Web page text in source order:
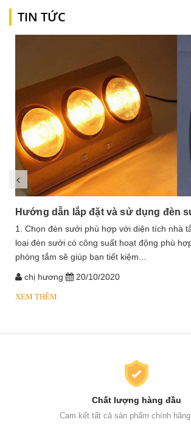
TIN TỨC
Hướng dẫn lắp đặt và sử dụng đèn
1. Chọn đèn sưởi phù hợp với diện tích nhà
loại đèn sưởi có công suất hoạt động phù
phòng tắm sẽ giúp bạn tiết kiệm...
chị hương 20/10/2020
XEM THÊM
Chất lượng hàng đầu
Cam kết tất cả sản phẩm chính